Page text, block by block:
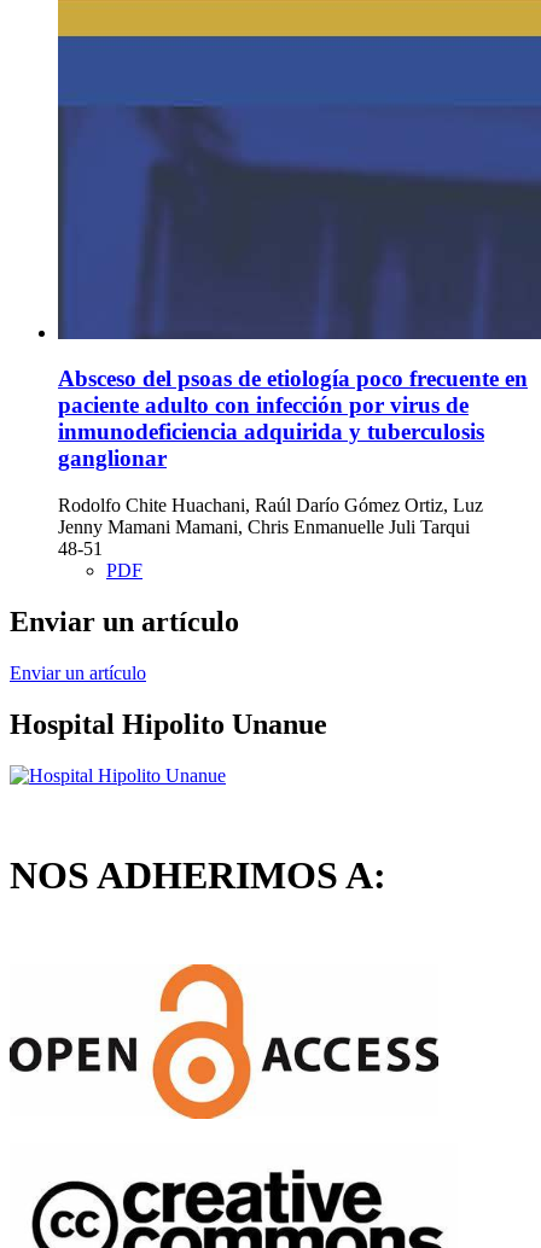
Absceso del psoas de etiología poco frecuente en
paciente adulto con infección por virus de
inmunodeficiencia adquirida y tuberculosis
ganglionar
Rodolfo Chite Huachani, Raúl Darío Gómez Ortiz, Luz
Jenny Mamani Mamani, Chris Enmanuelle Juli Tarqui
48-51
PDF
Enviar un artículo
Enviar un artículo
Hospital Hipolito Unanue
NOS ADHERIMOS A: